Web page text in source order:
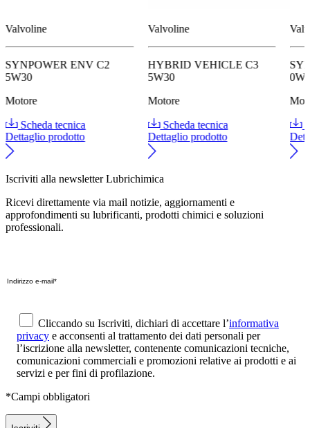
Valvoline
SYNPOWER ENV C2
5W30
Motore
Scheda tecnica
Dettaglio prodotto
Valvoline
HYBRID VEHICLE C3
5W30
Motore
Scheda tecnica
Dettaglio prodotto
Iscriviti alla newsletter Lubrichimica
Ricevi direttamente via mail notizie, aggiornamenti e
approfondimenti su lubrificanti, prodotti chimici e soluzioni
professionali.
Cliccando su Iscriviti, dichiari di accettare l’informativa
privacy e acconsenti al trattamento dei dati personali per
l’iscrizione alla newsletter, contenente comunicazioni tecniche,
comunicazioni commerciali e promozioni relative ai prodotti e ai
servizi e per fini di profilazione.
*Campi obbligatori